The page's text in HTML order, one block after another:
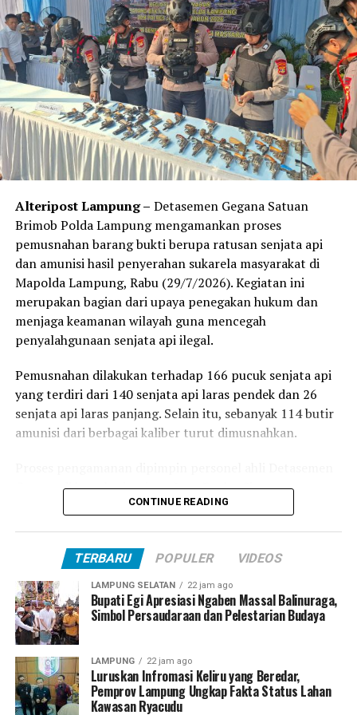
baik program ini dan menyebutnya sebagai kebanggaan
bagi sekolah di pedesaan.‎‎Ia menegaskan kesiapan
sekolah untuk menjadi mitra dalam program literasi
keuangan berkelanjutan. OJK berharap kegiatan ini bisa
menanamkan kesadaran menabung sejak dini sekaligus
melahirkan generasi muda yang bijak dalam mengelola
keuangan.(*/
Facebook Comments Box
RELATED TOPICS:
Kasus Kematian Mahasiswa Unila Naik ke Penyidikan,
Hasil Ekshumasi Temukan Tumor tapi Polisi Sebut Ada
Kekerasan
DON'T MISS
Musda IJTI Lampung 2025: Andres Afandi Resmi Terpilih
Jadi Ketua
Alteripost Lampung – Detasemen Gegana Satuan
Brimob Polda Lampung mengamankan proses
pemusnahan barang bukti berupa ratusan senjata api
dan amunisi hasil penyerahan sukarela masyarakat di
Mapolda Lampung, Rabu (29/7/2026). Kegiatan ini
merupakan bagian dari upaya penegakan hukum dan
menjaga keamanan wilayah guna mencegah
penyalahgunaan senjata api ilegal.
Pemusnahan dilakukan terhadap 166 pucuk senjata api
yang terdiri dari 140 senjata api laras pendek dan 26
senjata api laras panjang. Selain itu, sebanyak 114 butir
amunisi dari berbagai kaliber turut dimusnahkan.
Gegana di bawah pimpinan Iptu Posler Sitanggang.
Sebelum dimusnahkan, setiap senjata terlebih dahulu
ada amunisi yang masih tersisa di dalam silinder maupun
magasin sehingga proses penghancuran berlangsung
aman sesuai prosedur.
Kegiatan tersebut dihadiri jajaran Forum Koordinasi
Pimpinan Daerah (Forkopimda) Provinsi Lampung, di
antaranya Kapolda Lampung Irjen Pol Helfi Assegaf,
Gubernur Lampung Rahmat Mirzani Djausal, dan
Pangdam II/Sriwijaya Mayjen TNI Kristomei Sianturi.
CONTINUE READING
TERBARU POPULER VIDEOS
LAMPUNG SELATAN 22 jam ago
Bupati Egi Apresiasi Ngaben Massal Balinuraga,
Simbol Persaudaraan dan Pelestarian Budaya
LAMPUNG 22 jam ago
Luruskan Infromasi Keliru yang Beredar,
Pemprov Lampung Ungkap Fakta Status Lahan
Kawasan Ryacudu